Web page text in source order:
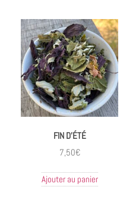
FIN D’ÉTÉ
7,50€
Ajouter au panier